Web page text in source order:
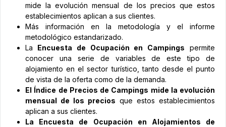
mide la evolución mensual de los precios que estos
establecimientos aplican a sus clientes.
Más información en la metodología y el informe
metodológico estandarizado.
La Encuesta de Ocupación en Campings permite
conocer una serie de variables de este tipo de
alojamiento en el sector turístico, tanto desde el punto
de vista de la oferta como de la demanda.
El Índice de Precios de Campings mide la evolución
mensual de los precios que estos establecimientos
aplican a sus clientes.
La Encuesta de Ocupación en Alojamientos de